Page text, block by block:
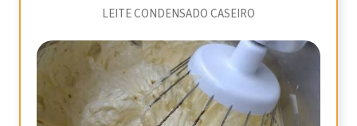
LEITE CONDENSADO CASEIRO